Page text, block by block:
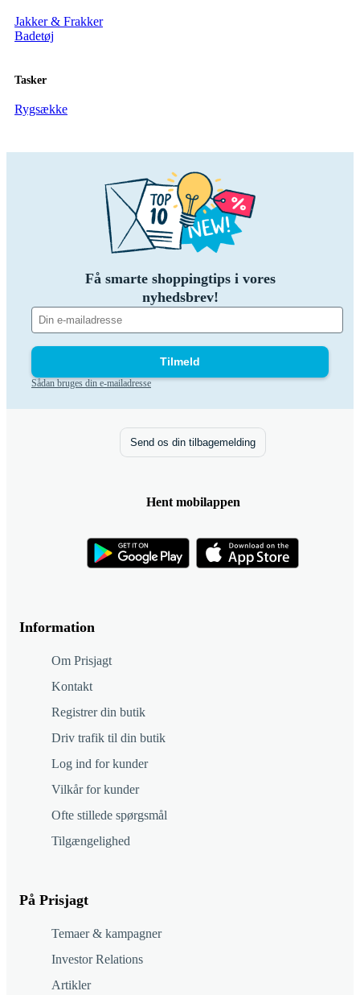
Jakker & Frakker
Badetøj
Tasker
Rygsække
Få smarte shoppingtips i vores
nyhedsbrev!
Tilmeld
Sådan bruges din e-mailadresse
Information
Om Prisjagt
Kontakt
Registrer din butik
Driv trafik til din butik
Log ind for kunder
Vilkår for kunder
Ofte stillede spørgsmål
Tilgængelighed
På Prisjagt
Temaer & kampagner
Investor Relations
Artikler
Send os din tilbagemelding
Hent mobilappen